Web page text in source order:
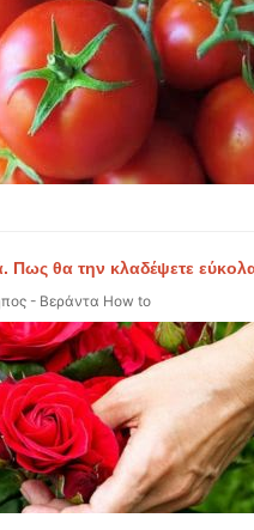
Πως θα την κλαδέψετε
- Βεράντα How to